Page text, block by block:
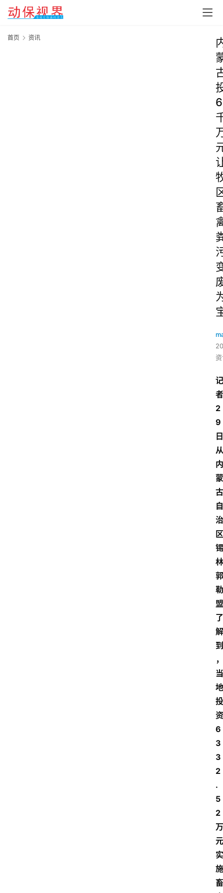
首页 资讯
6
记
者
2
9
日
从
内
蒙
古
自
治
区
锡
林
郭
勒
盟
了
解
到
，
当
地
投
资
6
3
3
2
.
5
2
万
元
实
施
畜